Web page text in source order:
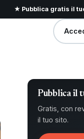
★ Pubblica gratis il
Pubblica il
Gratis, con
il tuo sito.